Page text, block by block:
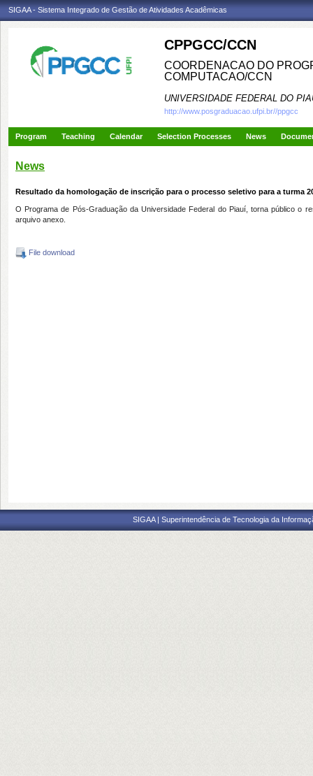
SIGAA - Sistema Integrado de Gestão de Atividades Acadêmicas
CPPGCC/CCN
COORDENACAO DO
COMPUTACAO/CCN
UNIVERSIDADE FEDERAL DO
http://www.posgraduacao.ufpi.br//ppgcc
Program Teaching Calendar Selection Processes News
News
Resultado da homologação de inscrição para o processo seletivo para a turma
O Programa de Pós-Graduação da Universidade Federal do Piauí, torna público o
arquivo anexo.
File download
SIGAA | Superintendência de Tecnologia da